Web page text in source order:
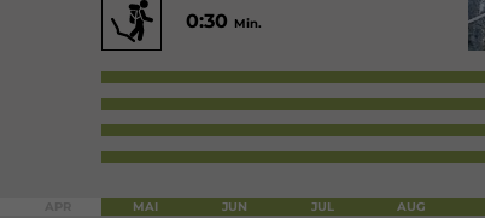
0:30 Min.
MAI JUN JUL AUG